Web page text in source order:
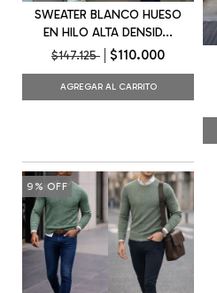
SWEATER BLANCO HUESO
EN HILO ALTA DENSID...
$147.125
$110.000
AGREGAR AL CARRITO
9 % OFF